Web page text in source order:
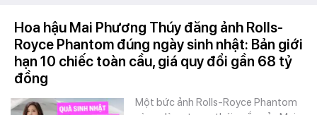
Hoa hậu Mai Phương Thúy đăng ảnh Rolls-
Royce Phantom đúng ngày sinh nhật: Bản giới
hạn 10 chiếc toàn cầu, giá quy đổi gần 68 tỷ
đồng
Một bức ảnh Rolls-Royce Phantom